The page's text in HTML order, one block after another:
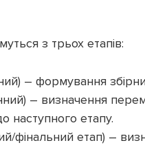
з трьох етапів:
– формування
– визначення
наступного етапу.
фінальний етап) –